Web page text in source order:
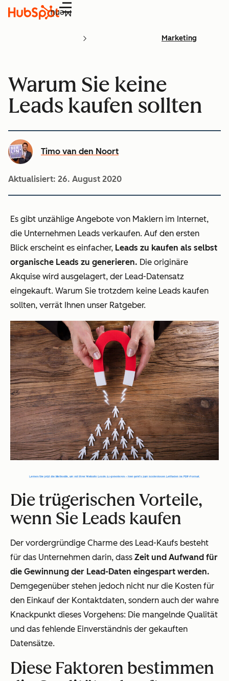
Menü
Marketing
Warum Sie keine
Leads kaufen sollten
Timo van den Noort
Aktualisiert: 26. August 2020
Es gibt unzählige Angebote von Maklern im Internet,
die Unternehmen Leads verkaufen. Auf den ersten
Blick erscheint es einfacher, Leads zu kaufen als selbst
organische Leads zu generieren. Die originäre
Akquise wird ausgelagert, der Lead-Datensatz
eingekauft. Warum Sie trotzdem keine Leads kaufen
sollten, verrät Ihnen unser Ratgeber.
Die trügerischen Vorteile,
wenn Sie Leads kaufen
Der vordergründige Charme des Lead-Kaufs besteht
für das Unternehmen darin, dass Zeit und Aufwand für
die Gewinnung der Lead-Daten eingespart werden.
Demgegenüber stehen jedoch nicht nur die Kosten für
den Einkauf der Kontaktdaten, sondern auch der wahre
Knackpunkt dieses Vorgehens: Die mangelnde Qualität
und das fehlende Einverständnis der gekauften
Datensätze.
Diese Faktoren bestimmen